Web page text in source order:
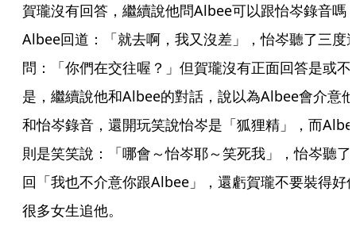
賀瓏沒有回答，繼續說他問Albee可以跟怡岑錄音嗎
Albee回道：「就去啊，我又沒差」，怡岑聽了三度
問：「你們在交往喔？」但賀瓏沒有正面回答是或不
是，繼續說他和Albee的對話，說以為Albee會介意他
和怡岑錄音，還開玩笑說怡岑是「狐狸精」，而
則是笑笑說：「哪會～怡岑耶～笑死我」，怡岑聽了
回「我也不介意你跟Albee」，還虧賀瓏不要裝得好
很多女生追他。